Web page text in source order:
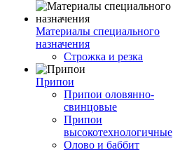
Материалы специального
назначения
Строжка и резка
Припои
Припои оловянно-
свинцовые
Припои
высокотехнологичные
Олово и баббит